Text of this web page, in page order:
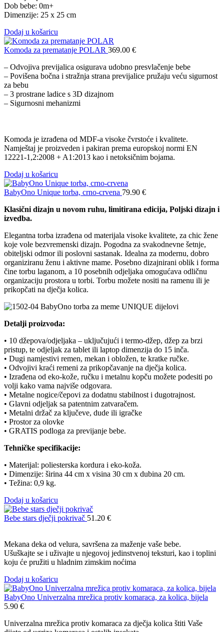
Dob bebe: 0m+
Dimenzije: 25 x 25 cm
Dodaj u košaricu
Komoda za prematanje POLAR 369.00 €
– Odvojiva previjalica osigurava udobno presvlačenje bebe
– Povišena bočna i stražnja strana previjalice pružaju veću sigurnost
za bebu
– 3 prostrane ladice s 3D dizajnom
– Sigurnosni mehanizmi
Komoda je izrađena od MDF-a visoke čvrstoće i kvalitete.
Namještaj je proizveden i pakiran prema europskoj normi EN
12221-1,2:2008 + A1:2013 kao i netoksičnim bojama.
Dodaj u košaricu
BabyOno Unique torba, crno-crvena 79.90 €
Klasični dizajn u novom ruhu, limitirana edicija, Poljski dizajn i
izvedba.
Elegantna torba izrađena od materijala visoke kvalitete, za chic žene
koje vole bezvremenski dizajn. Pogodna za svakodnevne šetnje,
obiteljski odmor ili poslovni sastanak. Idealna za modernu, dobro
organiziranu ženu i aktivne mame. Posebno dizajnirani oblik i forma
čine torbu laganom, a 10 posebnih odjeljaka omogućava odličnu
organizaciju prostora u torbi. Torbu možete nositi na ramenu ili je
prikopčati na dječja kolica.
Detalji proizvoda:
• 10 džepova/odjeljaka – uključujući i termo-džep, džep za brzi
pristup, te odjeljak za tablet ili laptop dimenzija do 15 inča.
• Dugi namjestivi remen, mekan i obložen, te kratke ručke.
• Odvojivi kraći remeni za prikopčavanje na dječja kolica.
• Izrađena od eko-kože, ručku i metalnu kopču možete podesiti po
volji kako vama najviše odgovara.
• Metalne nogice/čepovi za dodatnu stabilnost i dugotrajnost.
• Glavni odjeljak sa patentnim zatvaračem.
• Metalni držač za ključeve, dude ili igračke
• Prostor za olovke
• GRATIS podloga za previjanje bebe.
Tehničke specifikacije:
• Materijal: poliesterska kordura i eko-koža.
• Dimenzije: širina 44 cm x visina 30 cm x dubina 20 cm.
• Težina: 0,9 kg.
Dodaj u košaricu
Bebe stars dječji pokrivač 51.20 €
Mekana deka od velura, savršena za maženje vaše bebe.
Ušuškajte se i uživajte u njegovoj jedinstvenoj teksturi, kao i toplini
koju će pružiti u hladnim zimskim noćima
Dodaj u košaricu
BabyOno Univerzalna mrežica protiv komaraca, za kolica, bijela
5.90 €
Univerzalna mrežica protiv komaraca za dječja kolica štiti Vaše